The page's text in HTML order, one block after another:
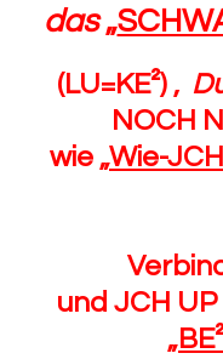
das„
(LU=KE²) ,
NOCH
wie „Wie-
und JCH UP
„